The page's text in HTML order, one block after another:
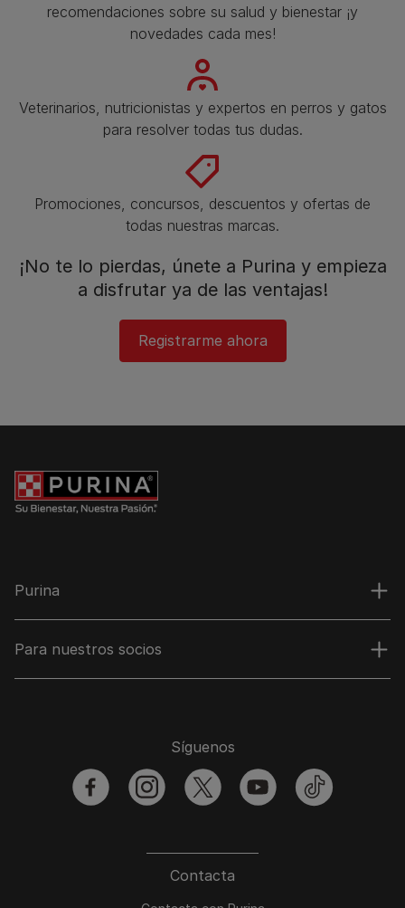
recomendaciones sobre su salud y bienestar ¡y
novedades cada mes!
Veterinarios, nutricionistas y expertos en perros y gatos
para resolver todas tus dudas.​
Promociones, concursos, descuentos y ofertas de
todas nuestras marcas.​
¡No te lo pierdas, únete a Purina y empieza
a disfrutar ya de las ventajas!​
Registrarme ahora​
Purina
Para nuestros socios
Contacta
Síguenos
facebookinstagramtwitter youtubetiktok